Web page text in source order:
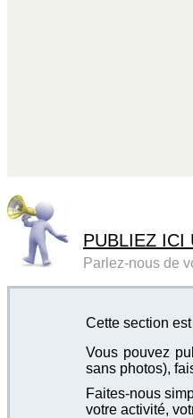
PUBLIEZ ICI
Parlez-nous de
Cette section
Vous pouvez
sans photos),
Faites-nous
votre activité,